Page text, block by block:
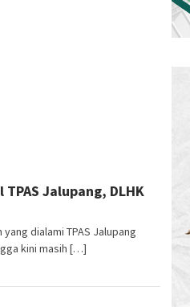
Jalupang, DLHK
dialami TPAS Jalupang
kini masih […]